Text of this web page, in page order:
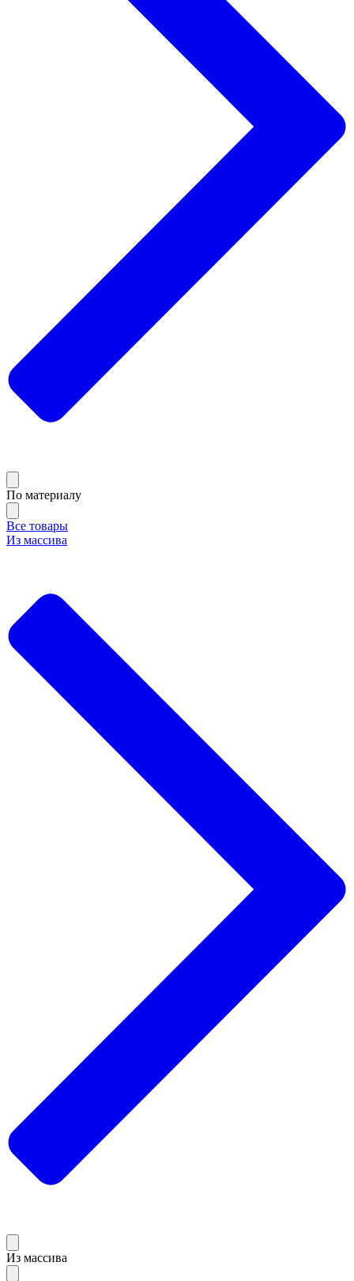
По материалу
Все товары
Из массива
Из массива